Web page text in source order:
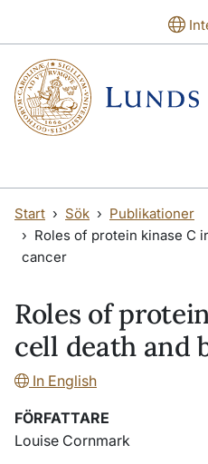
Start Sök
Publikationer
Roles of protein kinase C
cancer
Roles of
cell death and
In English
FÖRFATTARE
Louise Cornmark